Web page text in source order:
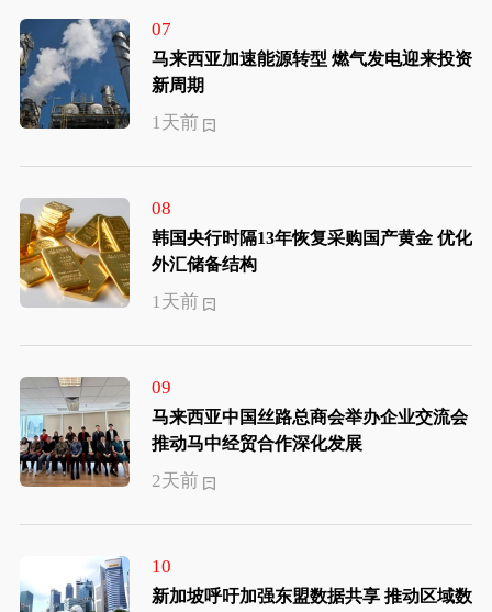
07
马来西亚加速能源转型 燃气发电迎来投资
新周期
1天前
08
韩国央行时隔13年恢复采购国产黄金 优化
外汇储备结构
1天前
09
马来西亚中国丝路总商会举办企业交流会
推动马中经贸合作深化发展
2天前
10
新加坡呼吁加强东盟数据共享 推动区域数